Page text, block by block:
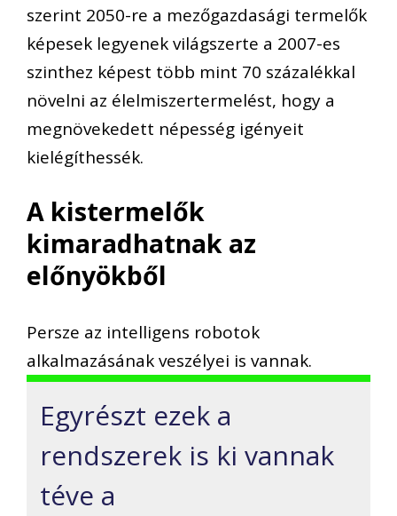
szerint 2050-re a mezőgazdasági termelők
képesek legyenek világszerte a 2007-es
szinthez képest több mint 70 százalékkal
növelni az élelmiszertermelést, hogy a
megnövekedett népesség igényeit
kielégíthessék.
A kistermelők
kimaradhatnak az
előnyökből
Persze az intelligens robotok
alkalmazásának veszélyei is vannak.
Egyrészt ezek a
rendszerek is ki vannak
téve a